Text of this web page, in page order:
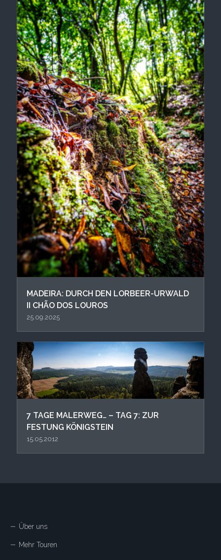
MADEIRA: DURCH DEN LORBEER-URWALD
II CHÃO DOS LOUROS
25.09.2025
7 TAGE MALERWEG… – TAG 7: ZUR
FESTUNG KÖNIGSTEIN
15.05.2012
Über uns
Mehr Touren